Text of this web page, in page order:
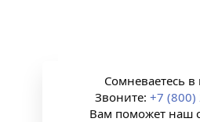
Сомневаетесь в
Звоните: +7 (800)
Вам поможет наш